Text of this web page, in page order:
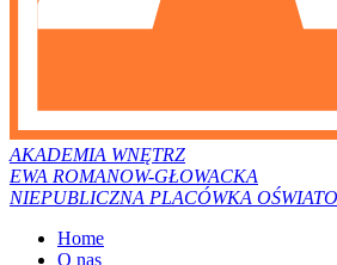
AKADEMIA WNĘTRZ
EWA ROMANOW-GŁOWACKA
NIEPUBLICZNA PLACÓWKA
Home
O nas